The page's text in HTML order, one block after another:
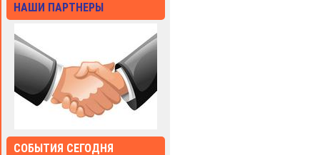
НАШИ ПАРТНЕРЫ
СОБЫТИЯ СЕГОДНЯ